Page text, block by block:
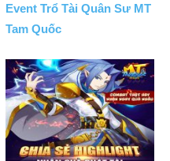
Event Trổ Tài Quân Sư MT
Tam Quốc